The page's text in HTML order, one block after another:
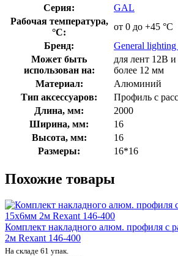
Серия:
GAL
Рабочая температура,
°С:
от 0 до +45 °С
Бренд:
General lighting
Может быть
использован на:
для лент 12В
более 12 мм
Материал:
Алюминий
Тип аксессуаров:
Профиль с
Длина, мм:
2000
Ширина, мм:
16
Высота, мм:
16
Размеры:
16*16
Похожие товары
Комплект накладного алюм. профиля с
2м Rexant 146-400
На складе 61 упак.